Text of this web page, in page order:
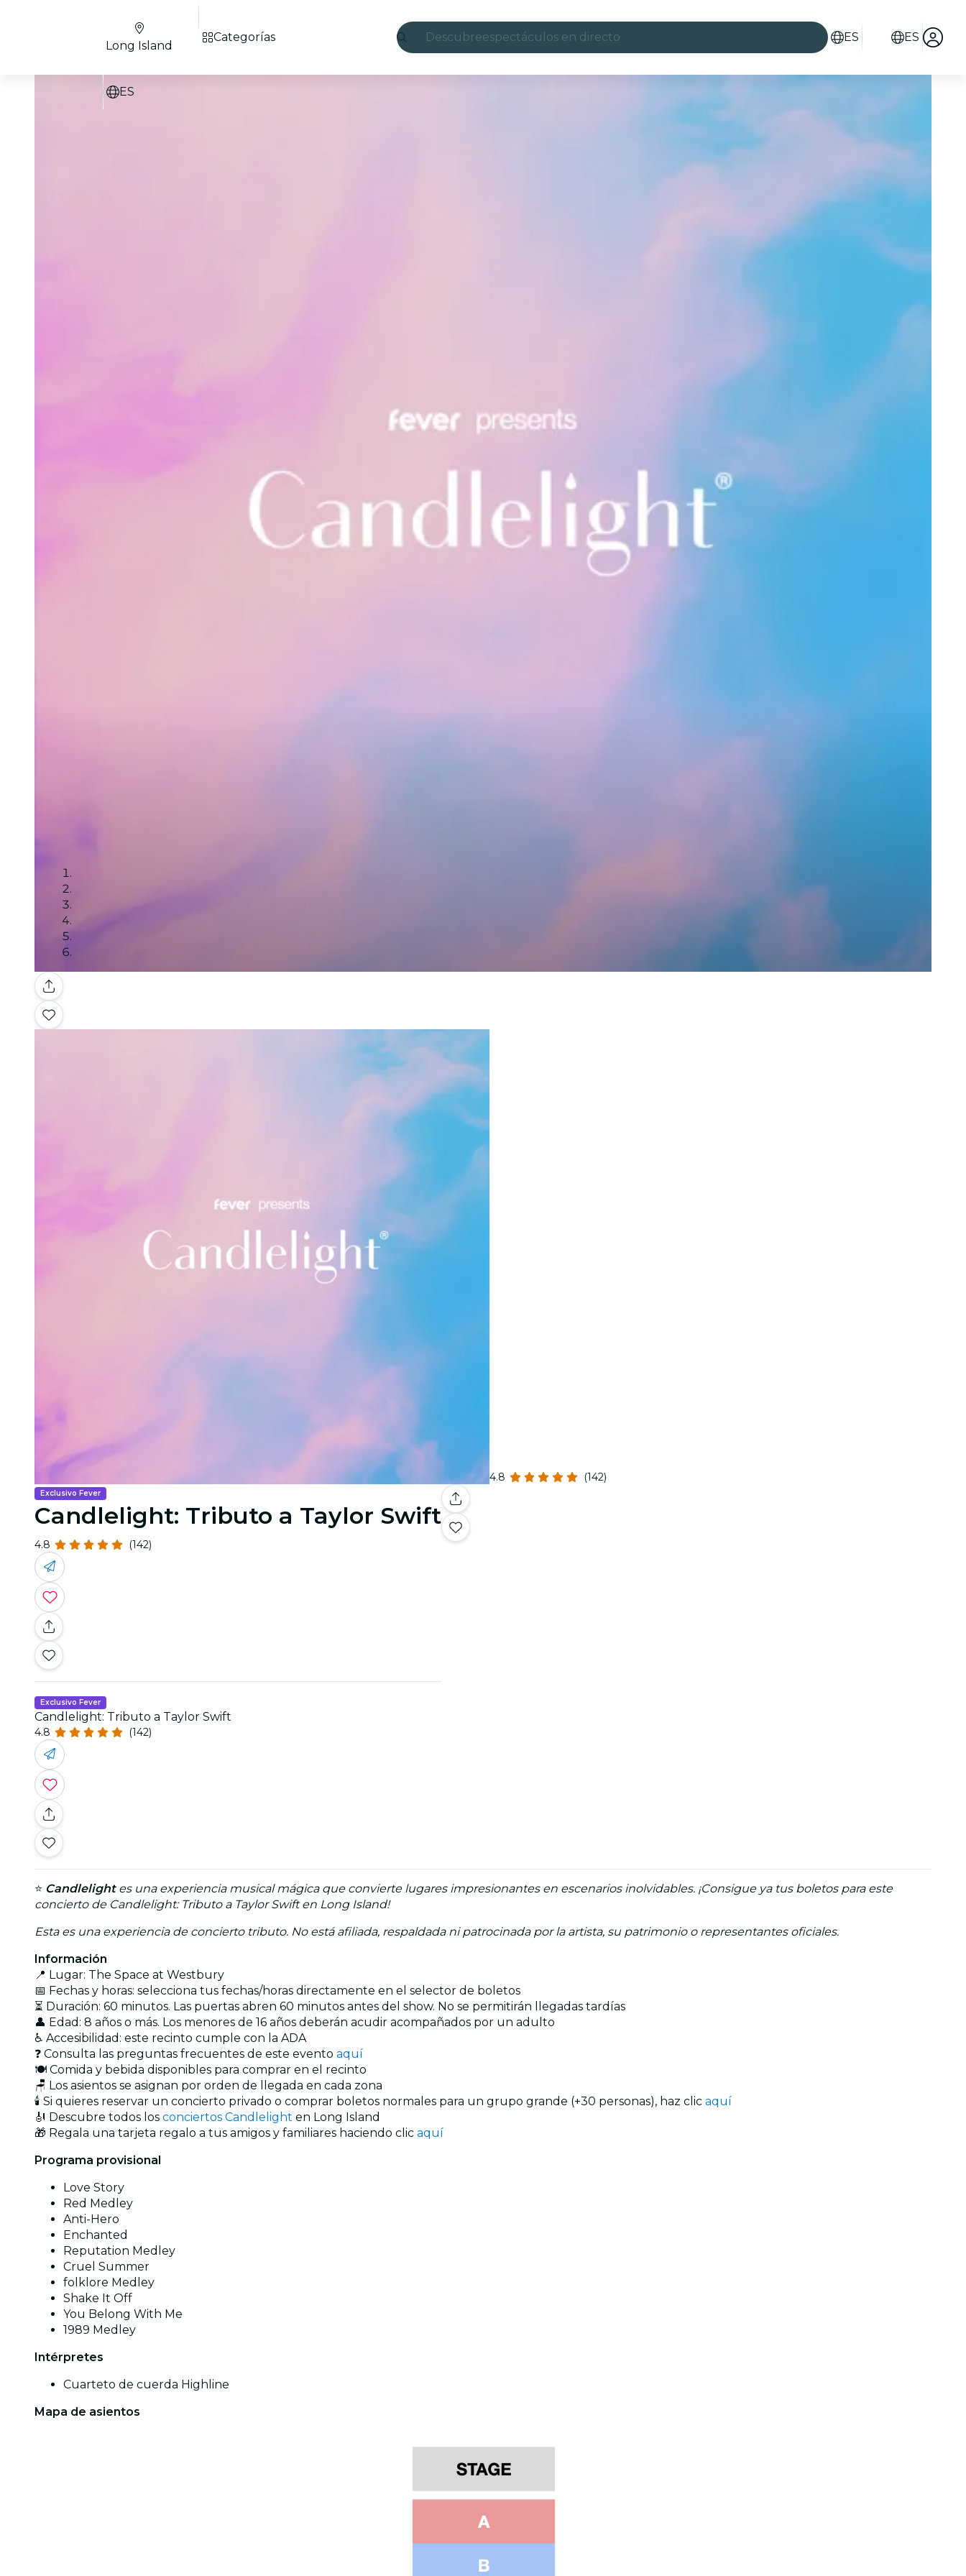
Descubreespectáculos en directo ES ES
Long Island
ES
Categorías
Galería
4.8 (142)
Exclusivo Fever
Candlelight: Tributo a Taylor Swift
4.8 (142)
Exclusivo Fever
Candlelight: Tributo a Taylor Swift
4.8 (142)
⭐ Candlelightes una experiencia musical mágica que convierte lugares impresionantes en escenarios inolvidables. ¡Consigue ya tus boletos para este
concierto de Candlelight: Tributo a Taylor Swift en Long Island!
Esta es una experiencia de concierto tributo. No está afiliada, respaldada ni patrocinada por la artista, su patrimonio o representantes oficiales.
Información
📍 Lugar: The Space at Westbury
📅 Fechas y horas: selecciona tus fechas/horas directamente en el selector de boletos
⏳ Duración: 60 minutos. Las puertas abren 60 minutos antes del show. No se permitirán llegadas tardías
👤 Edad: 8 años o más. Los menores de 16 años deberán acudir acompañados por un adulto
♿ Accesibilidad: este recinto cumple con la ADA
❓ Consulta las preguntas frecuentes de este evento aquí
🍽 Comida y bebida disponibles para comprar en el recinto
🪑 Los asientos se asignan por orden de llegada en cada zona
🕯️ Si quieres reservar un concierto privado o comprar boletos normales para un grupo grande (+30 personas), haz clic aquí
🎻 Descubre todos los conciertos Candlelight en Long Island
🎁 Regala una tarjeta regalo a tus amigos y familiares haciendo clic aquí
Programa provisional
Love Story
Red Medley
Anti-Hero
Enchanted
Reputation Medley
Cruel Summer
folklore Medley
Shake It Off
You Belong With Me
1989 Medley
Intérpretes
Cuarteto de cuerda Highline
Mapa de asientos